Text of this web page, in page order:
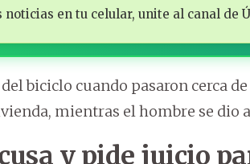
noticias en tu celular, unite al canal de
biciclo cuando pasaron cerca
mientras el hombre se dio
y pide juicio